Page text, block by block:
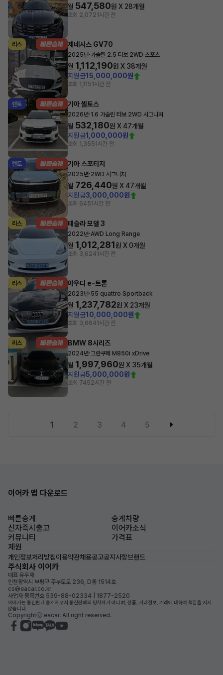
월 547,580원 X 28개월
조회 2,0721시간 전
리스 제네시스 GV70
2025년·가솔린 2.5 터보 2WD 스포츠
월 1,112,190원 X 38개월
지원금15,000,000원
조회 1,1151시간 전
렌트 기아 셀토스
2026년·1.6 가솔린 터보 2WD 시그니처
월 532,180원 X47개월
지원금1,000,000원
조회 1,3551시간 전
렌트 기아 스포티지
2025년·2WD 시그니처
월 726,440원 X47개월
지원금3,000,000원
조회 6451시간 전
리스 테슬라 모델 3
2022년·AWD Long Range
월 1,012,281원 X0개월
조회 3,6241시간 전
리스 아우디 e-트론
2023년·55 quattro Sportback
월 1,237,782원 X 23개월
지원금10,000,000원
조회 3,6641시간 전
리스 BMW 8시리즈
2024년·그란쿠페 M850i xDrive
월 1,997,960원 X 35개월
지원금5,000,000원
조회 7452시간 전
1 2 3 4 5
이어카 앱 다운로드
빠른승계
승계차량
신차즉시출고
이어카소식
커뮤니티
가격표
제원
개인정보처리방침이용약관채용공고공지사항브랜드
주식회사 이어카
대표 유우재
인천광역시 부평구 주부토로 236, D동 1514호
cs@eacar.co.kr
사업자 등록번호 539-88-02334 | 1877-2520
이어카는 통신판매 중개자로서 통신판매의 당사자가 아니며, 상품, 거래정보, 거래에 대하여 책임을 지지
않습니다.
Copyrightⓒ eacar. All right reserved.